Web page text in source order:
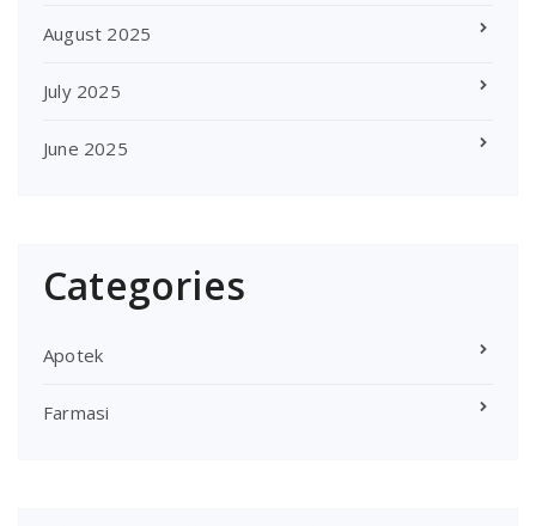
August 2025
July 2025
June 2025
Categories
Apotek
Farmasi